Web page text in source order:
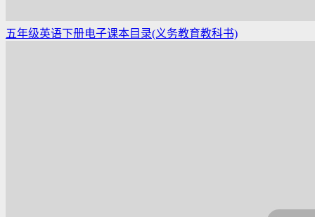
五年级英语下册电子课本目录(义务教育教科书)